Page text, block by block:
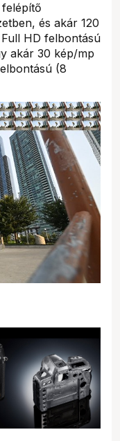
és akár 120
HD felbontású
akár 30 kép/mp
(8